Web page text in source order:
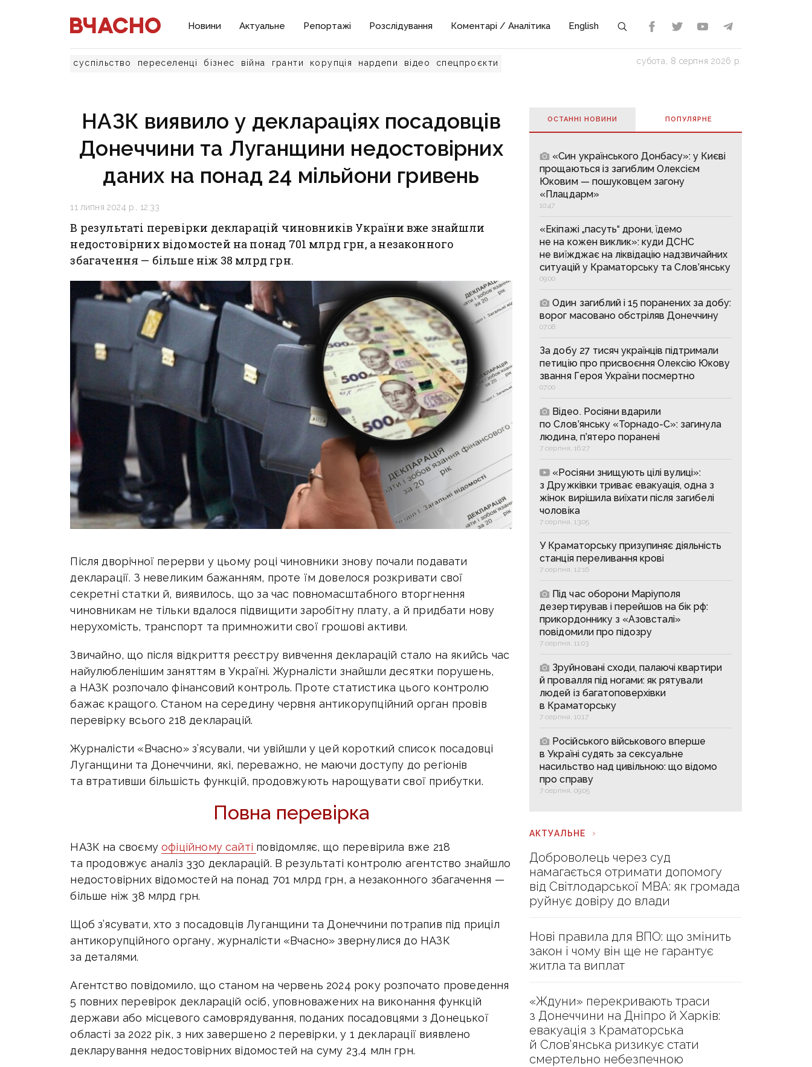
Новини Актуальне Репортажі Розслідування Коментарі / Аналітика English
суспільство переселенці бізнес війна гранти корупція нардепи відео спецпроєкти субота, 8 серпня 2026 р.
НАЗК виявило у деклараціях посадовців
Донеччини та Луганщини недостовірних
даних на понад 24 мільйони гривень
11 липня 2024 р., 12:33
В результаті перевірки декларацій чиновників України вже знайшли
недостовірних відомостей на понад 701 млрд грн, а незаконного
збагачення — більше ніж 38 млрд грн.
Після дворічної перерви у цьому році чиновники знову почали подавати
декларації. З невеликим бажанням, проте їм довелося розкривати свої
секретні статки й, виявилось, що за час повномасштабного вторгнення
чиновникам не тільки вдалося підвищити заробітну плату, а й придбати нову
нерухомість, транспорт та примножити свої грошові активи.
Звичайно, що після відкриття реєстру вивчення декларацій стало на якийсь час
найулюбленішим заняттям в Україні. Журналісти знайшли десятки порушень,
а НАЗК розпочало фінансовий контроль. Проте статистика цього контролю
бажає кращого. Станом на середину червня антикорупційний орган провів
перевірку всього 218 декларацій.
Журналісти «Вчасно» з’ясували, чи увійшли у цей короткий список посадовці
Луганщини та Донеччини, які, переважно, не маючи доступу до регіонів
та втративши більшість функцій, продовжують нарощувати свої прибутки.
Повна перевірка
НАЗК на своємуофіційному сайті повідомляє, що перевірила вже 218
та продовжує аналіз 330 декларацій. В результаті контролю агентство знайшло
недостовірних відомостей на понад 701 млрд грн, а незаконного збагачення —
більше ніж 38 млрд грн.
Щоб з’ясувати, хто з посадовців Луганщини та Донеччини потрапив під приціл
антикорупційного органу, журналісти «Вчасно» звернулися до НАЗК
за деталями.
Агентство повідомило, що станом на червень 2024 року розпочато проведення
5 повних перевірок декларацій осіб, уповноважених на виконання функцій
держави або місцевого самоврядування, поданих посадовцями з Донецької
області за 2022 рік, з них завершено 2 перевірки, у 1 декларації виявлено
декларування недостовірних відомостей на суму 23,4 млн грн.
ОСТАННІ НОВИНИ ПОПУЛЯРНE
«Син українського Донбасу»: у Києві
прощаються із загиблим Олексієм
Юковим — пошуковцем загону
«Плацдарм»
10:47
«Екіпажі „пасуть“ дрони, їдемо
не на кожен виклик»: куди ДСНС
не виїжджає на ліквідацію надзвичайних
ситуацій у Краматорську та Слов’янську
09:00
Один загиблий і 15 поранених за добу:
ворог масовано обстріляв Донеччину
07:08
За добу 27 тисяч українців підтримали
петицію про присвоєння Олексію Юкову
звання Героя України посмертно
07:00
Відео. Росіяни вдарили
по Слов’янську «Торнадо-С»: загинула
людина, п’ятеро поранені
7 серпня, 16:27
«Росіяни знищують цілі вулиці»:
з Дружківки триває евакуація, одна з
жінок вирішила виїхати після загибелі
чоловіка
7 серпня, 13:05
У Краматорську призупиняє діяльність
станція переливання крові
7 серпня, 12:16
Під час оборони Маріуполя
дезертирував і перейшов на бік рф:
прикордоннику з «Азовсталі»
повідомили про підозру
7 серпня, 11:03
Зруйновані сходи, палаючі квартири
й провалля під ногами: як рятували
людей із багатоповерхівки
в Краматорську
7 серпня, 10:17
Російського військового вперше
в Україні судять за сексуальне
насильство над цивільною: що відомо
про справу
7 серпня, 09:05
АКТУАЛЬНЕ
Доброволець через суд
намагається отримати допомогу
від Світлодарської МВА: як громада
руйнує довіру до влади
Нові правила для ВПО: що змінить
закон і чому він ще не гарантує
житла та виплат
«Ждуни» перекривають траси
з Донеччини на Дніпро й Харків:
евакуація з Краматорська
й Слов’янська ризикує стати
смертельно небезпечною